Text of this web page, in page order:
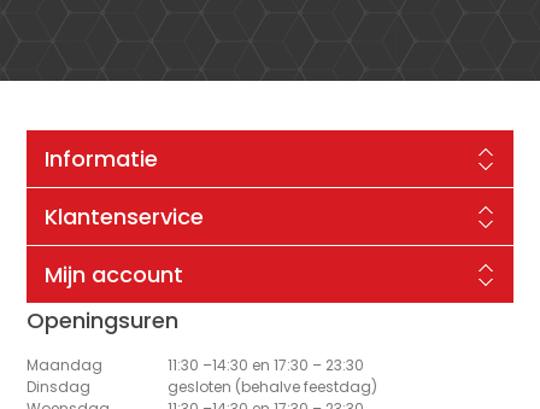
Informatie
Klantenservice
Mijn account
Openingsuren
Maandag
11:30 –14:30 en 17:30 – 23:30
Dinsdag
gesloten (behalve feestdag)